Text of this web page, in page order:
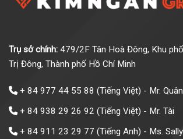
Trụ sở chính: 479/2F Tân Hoà Đông, Khu
Trị Đông, Thành phố Hồ Chí Minh
+ 84 977 44 55 88 (Tiếng Việt) - Mr. Quân
+ 84 938 29 26 92 (Tiếng Việt) - Mr. Tài
+ 84 911 23 29 77 (Tiếng Anh) - Ms. Sally